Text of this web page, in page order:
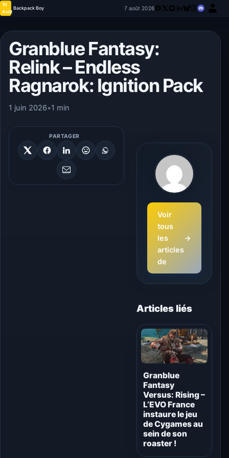
10
Août
Backpack Boy 7 août 2026
Granblue Fantasy:
Relink – Endless
Ragnarok: Ignition Pack
1 juin 2026•1 min
PARTAGER
Voir
tous
les
articles
de
→
Articles liés
Granblue
Fantasy
Versus: Rising –
L’EVO France
instaure le jeu
de Cygames au
sein de son
roaster !